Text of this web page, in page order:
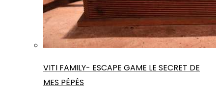
VITI FAMILY- ESCAPE GAME LE SECRET DE
MES PÉPÉS